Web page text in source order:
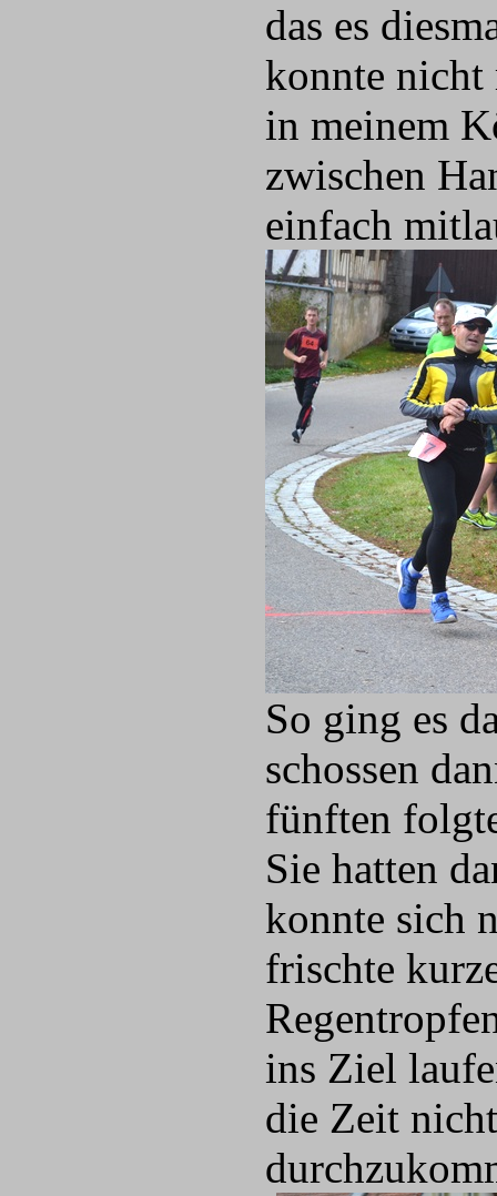
das es
konnte nicht
in meinem
zwischen
einfach
So ging es
schossen
fünften
Sie hatten
konnte sich
frischte
ins Ziel
die Zeit